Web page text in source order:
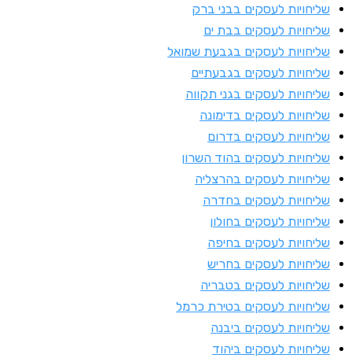
לעסקים בבני ברק
לעסקים בבת ים
לעסקים בגבעת שמואל
לעסקים בגבעתיים
לעסקים בגני תקווה
לעסקים בדימונה
לעסקים בדרום
לעסקים בהוד השרון
לעסקים בהרצליה
לעסקים בחדרה
לעסקים בחולון
לעסקים בחיפה
לעסקים בחריש
לעסקים בטבריה
לעסקים בטירת כרמל
לעסקים ביבנה
לעסקים ביהוד